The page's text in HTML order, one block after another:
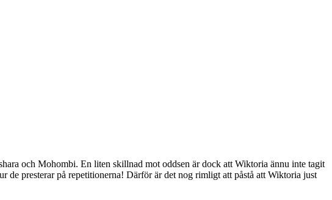
och Mohombi. En liten skillnad mot oddsen är dock att Wiktoria ännu inte tagit
presterar på repetitionerna! Därför är det nog rimligt att påstå att Wiktoria just